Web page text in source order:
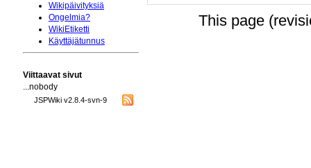
This page
Wikipäivityksiä
Ongelmia?
WikiEtiketti
Käyttäjätunnus
Viittaavat sivut
...nobody
JSPWiki v2.8.4-svn-9